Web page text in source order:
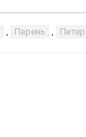
, Парень ,